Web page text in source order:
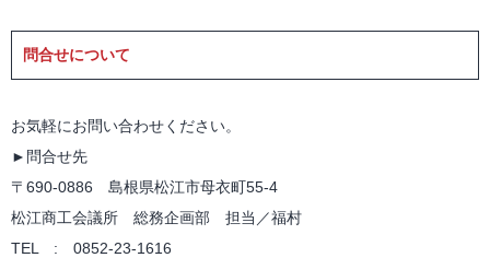
問合せについて
お気軽にお問い合わせください。
►問合せ先
〒690-0886 島根県松江市母衣町55-4
松江商工会議所 総務企画部 担当／福村
TEL : 0852-23-1616